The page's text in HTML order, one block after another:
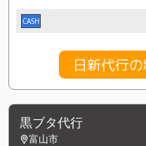
CASH
日新代行
黒ブタ代行
富山市